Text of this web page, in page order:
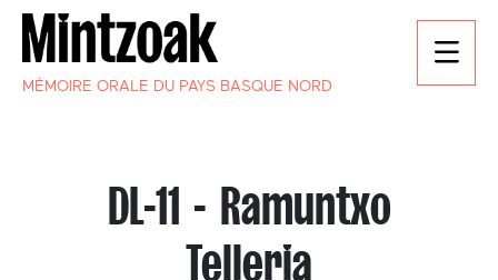
MÉMOIRE ORALE DU PAYS BASQUE NORD
DL-11 - Ramuntxo
Telleria